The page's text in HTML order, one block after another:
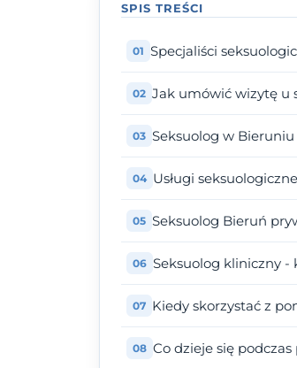
SPIS TREŚCI
Specjaliści
Jak umówić wizytę u
Seksuolog w
Usługi
Seksuolog Bieruń
Seksuolog kliniczny
Kiedy skorzystać z
Co dzieje się